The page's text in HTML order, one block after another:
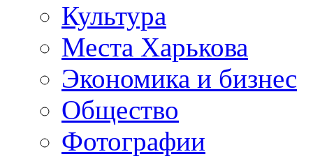
Культура
Места Харькова
Экономика и бизнес
Общество
Фотографии